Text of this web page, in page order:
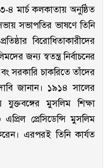
মার্চ কলকাতায় অনুষ্ঠিত
সভাপতির ভাষণে তিনি
বিরোধিতাকারীদের
জন্য স্বতন্ত্র নির্বাচনের
সরকারি চাকরিতে তাঁদের
জানান। ১৯১৪ সালের
মুসলিম শিক্ষা
প্রেসিডেন্সি মুসলিম
এরপরই তিনি কার্যত